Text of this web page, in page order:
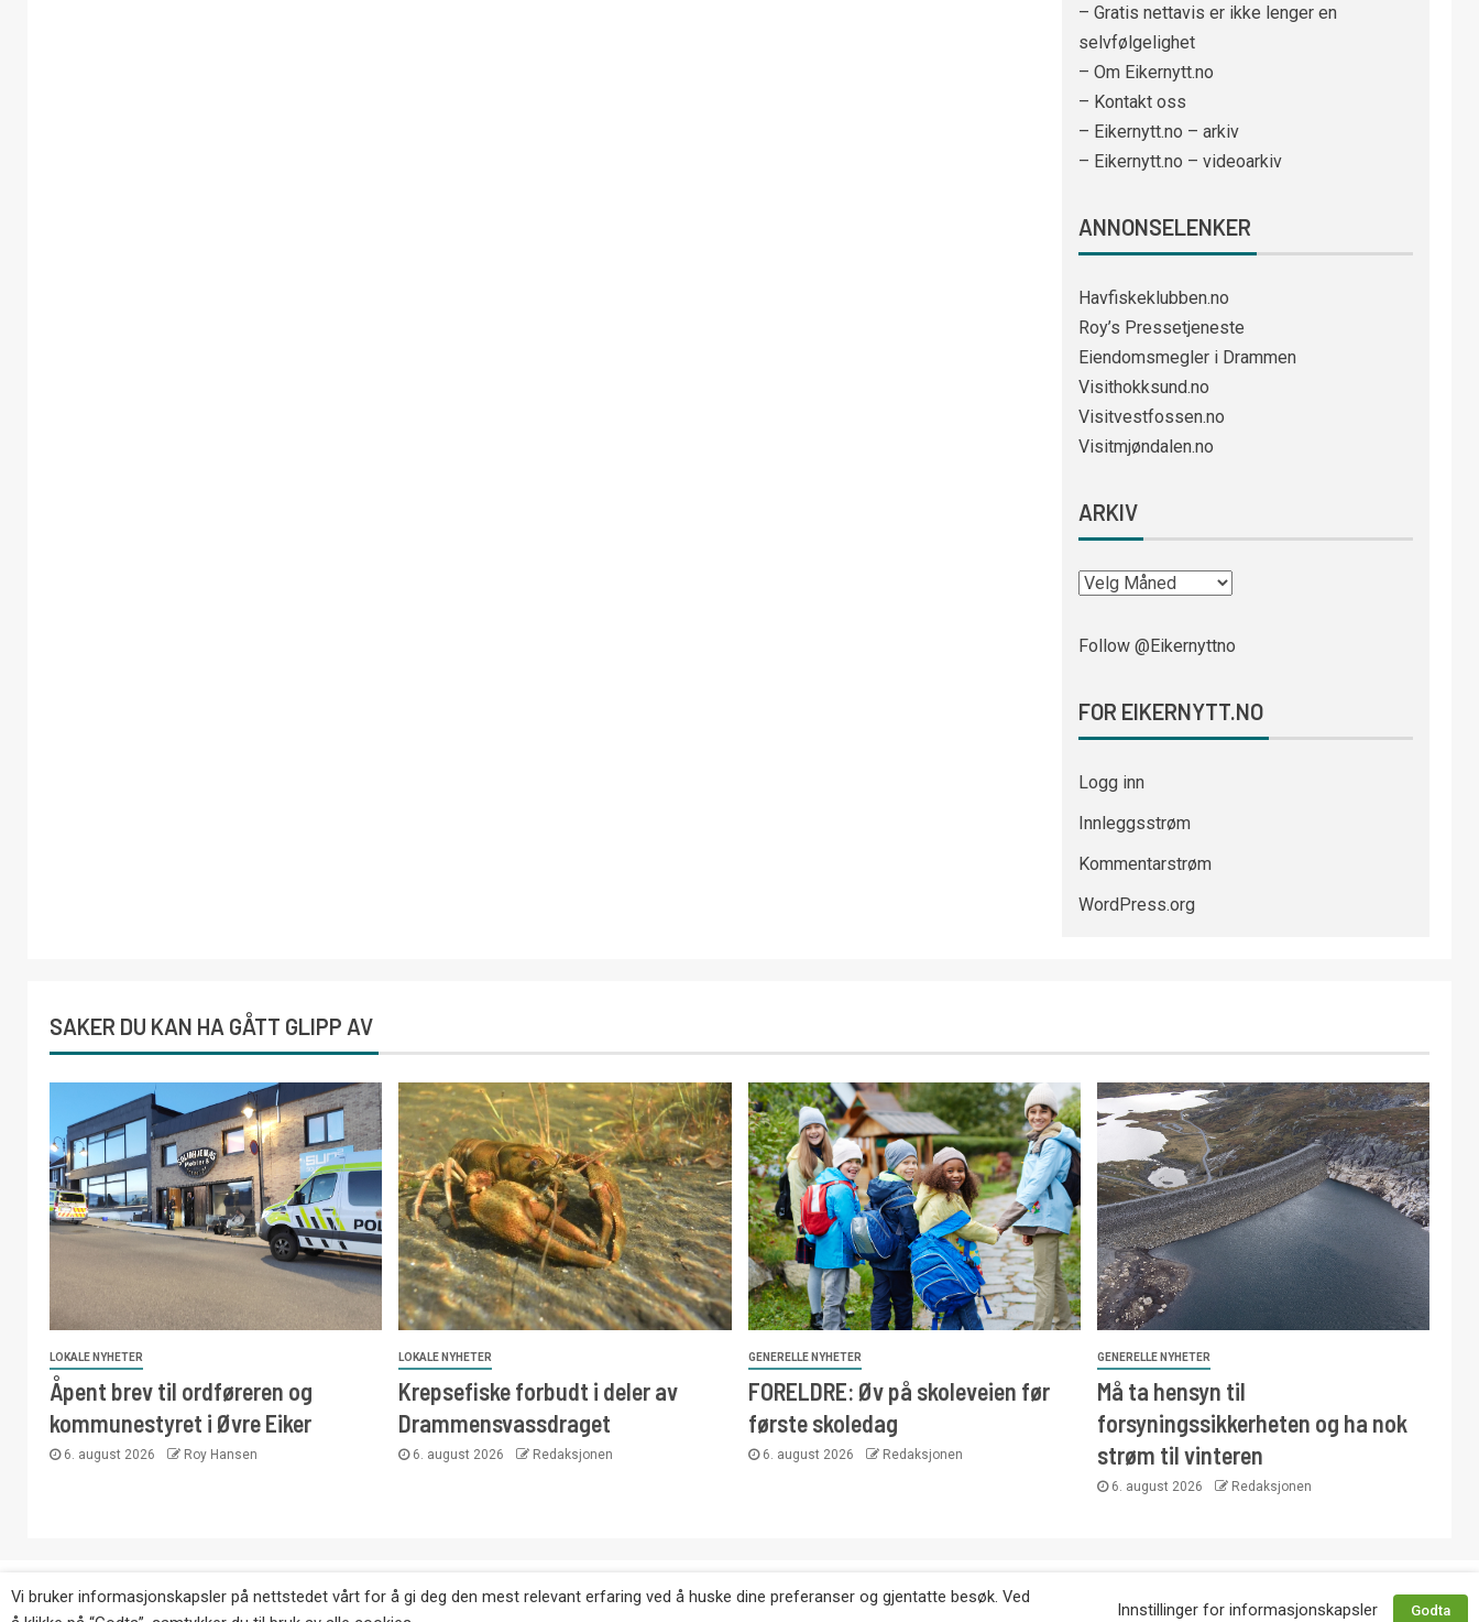
– Gratis nettavis er ikke lenger en
selvfølgelighet
– Om Eikernytt.no
– Kontakt oss
– Eikernytt.no – arkiv
– Eikernytt.no – videoarkiv
ANNONSELENKER
Havfiskeklubben.no
Roy’s Pressetjeneste
Eiendomsmegler i Drammen
Visithokksund.no
Visitvestfossen.no
Visitmjøndalen.no
ARKIV
Follow @Eikernyttno
FOR EIKERNYTT.NO
Logg inn
Innleggsstrøm
Kommentarstrøm
WordPress.org
SAKER DU KAN HA GÅTT GLIPP AV
LOKALE NYHETER
Åpent brev til ordføreren og
kommunestyret i Øvre Eiker
6. august 2026 Roy Hansen
LOKALE NYHETER
Krepsefiske forbudt i deler av
Drammensvassdraget
6. august 2026 Redaksjonen
GENERELLE NYHETER
FORELDRE: Øv på skoleveien før
første skoledag
6. august 2026 Redaksjonen
GENERELLE NYHETER
Må ta hensyn til
forsyningssikkerheten og ha nok
strøm til vinteren
6. august 2026 Redaksjonen
Copyright © Eikernytt.no utgis av Roy’s Pressetjeneste. Kopiering av tekst, bilder og annonser er ikke tillatt uten etter avtale med utgiver. Tlf. 92 63 86 82.
Vi bruker informasjonskapsler på nettstedet vårt for å gi deg den mest relevant erfaring ved å huske dine preferanser og gjentatte besøk. Ved
Innstillinger for informasjonskapsler Godta